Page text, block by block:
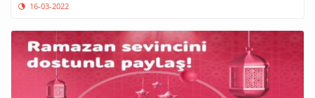
16-03-2022